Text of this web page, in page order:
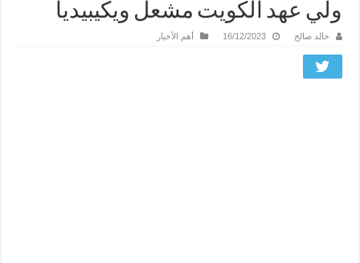
ولي عهد الكويت مشعل ويكيبيديا
خالد صالح 16/12/2023 أهم الأخبار